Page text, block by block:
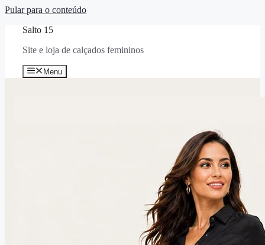
Pular para o conteúdo
Salto 15
Site e loja de calçados femininos
Menu